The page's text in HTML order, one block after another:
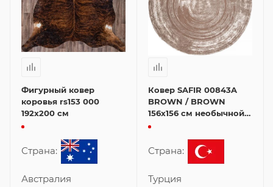
Фигурный ковер
коровья rs153 000
192x200 см
Страна:
Австралия
Ковер SAFIR 00843A
BROWN / BROWN
156x156 см необычной
формы
Страна:
Турция